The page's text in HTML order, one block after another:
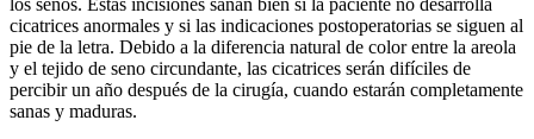
cicatrices anormales y si las indicaciones postoperatorias se siguen al
pie de la letra. Debido a la diferencia natural de color entre la areola
y el tejido de seno circundante, las cicatrices serán difíciles de
percibir un año después de la cirugía, cuando estarán completamente
sanas y maduras.